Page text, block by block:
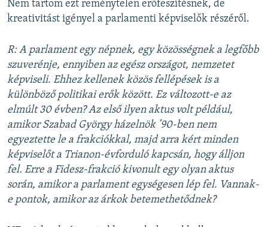
Nem tartom ezt reménytelen erőfeszítésnek, de
kreativitást igényel a parlamenti képviselők részéről.
R: A parlament egy népnek, egy közösségnek a legfőbb
szuverénje, ennyiben az egész országot, nemzetet
képviseli. Ehhez kellenek közös fellépések is a
különböző politikai erők között. Ez változott-e az
elmúlt 30 évben? Az első ilyen aktus volt például,
amikor Szabad György házelnök ’90-ben nem
egyeztette le a frakciókkal, majd arra kért minden
képviselőt a Trianon-évforduló kapcsán, hogy álljon
fel. Erre a Fidesz-frakció kivonult egy olyan aktus
során, amikor a parlament egységesen lép fel. Vannak-
e pontok, amikor az árkok betemethetődnek?